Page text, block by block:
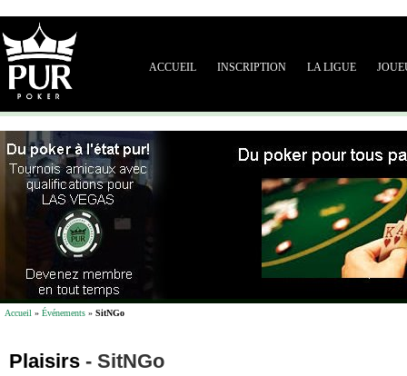
ACCUEIL INSCRIPTION LA LIGUE
Accueil » Événements » SitNGo
Plaisirs - SitNGo